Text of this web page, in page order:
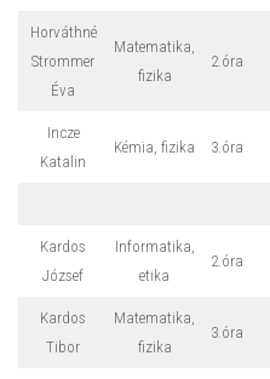
Horváthné
Strommer
Éva
Matematika,
fizika
2.óra
Incze
Katalin
Kémia, fizika 3.óra
Kardos
József
Informatika,
etika
2.óra
Kardos
Tibor
Matematika,
fizika
3.óra